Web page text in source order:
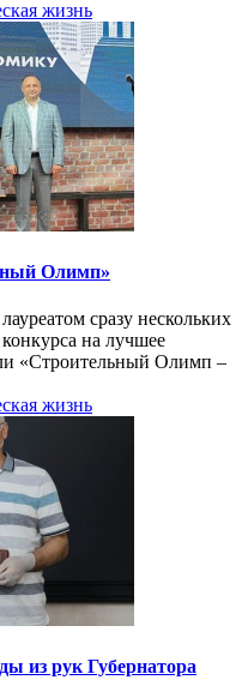
жизнь
Олимп»
сразу нескольких
на лучшее
«Строительный Олимп –
жизнь
из рук Губернатора